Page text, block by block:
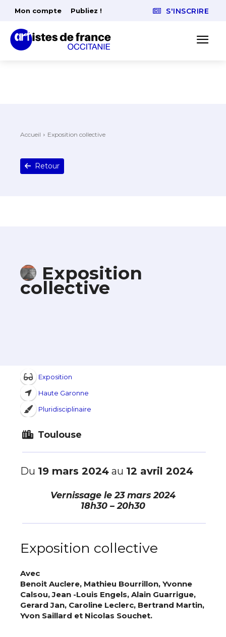
Mon compte Publiez ! S'INSCRIRE
Accueil Exposition collective
Retour
Exposition
collective
Exposition
Haute Garonne
Pluridisciplinaire
Toulouse
Du 19 mars 2024 au 12 avril 2024
Vernissage le23 mars 2024
18h30 – 20h30
Exposition collective
Avec
Benoit Auclere, Mathieu Bourrillon, Yvonne
Calsou,Jean -Louis Engels, Alain Guarrigue,
Gerard Jan, Caroline Leclerc, Bertrand Martin,
Yvon Saillard et Nicolas Souchet.